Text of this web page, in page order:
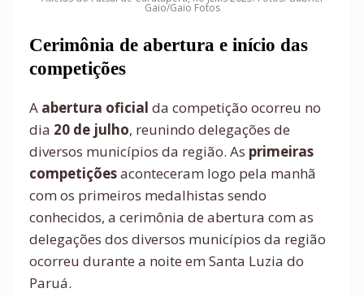
Gaio/Gaio Fotos
Cerimônia de abertura e início das
competições
A abertura oficial da competição ocorreu no
dia 20 de julho, reunindo delegações de
diversos municípios da região. As primeiras
competiçõesaconteceram logo pela manhã
com os primeiros medalhistas sendo
conhecidos, a cerimônia de abertura com as
delegações dos diversos municípios da região
ocorreu durante a noite em Santa Luzia do
Paruá.